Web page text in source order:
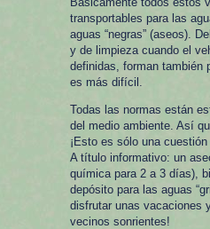
transportables para las
aguas “negras” (aseos).
y de limpieza cuando el
definidas, forman también
es más difícil.
Todas las normas están
del medio ambiente. Así
¡Esto es sólo una
A título informativo: un
química para 2 a 3 días),
depósito para las aguas
disfrutar unas vacaciones
vecinos sonrientes!